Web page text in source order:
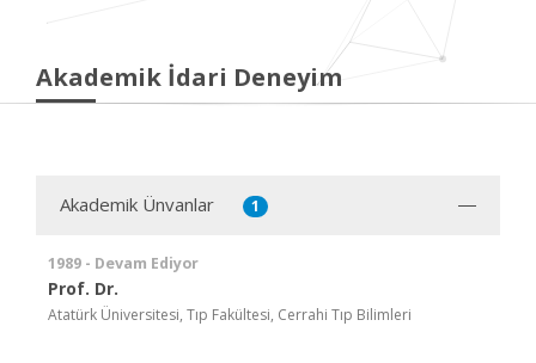
Akademik İdari Deneyim
Akademik Ünvanlar 1
1989 - Devam Ediyor
Prof. Dr.
Atatürk Üniversitesi, Tıp Fakültesi, Cerrahi Tıp Bilimleri